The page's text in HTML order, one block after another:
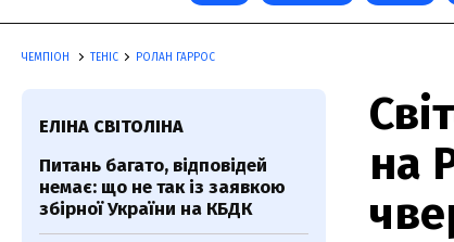
ЧЕМПІОН ТЕНІС РОЛАН ГАРРОС
на
ЕЛІНА СВІТОЛІНА
Питань багато, відповідей
немає: що не так із заявкою
збірної України на КБДК